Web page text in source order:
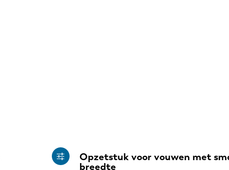
Opzetstuk voor vouwen met
breedte